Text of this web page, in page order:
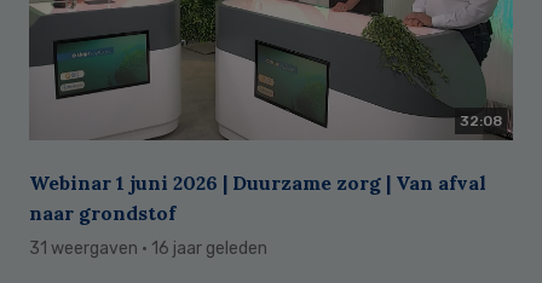
32:08
Webinar 1 juni 2026 | Duurzame zorg | Van afval
naar grondstof
31 weergaven · 16 jaar geleden